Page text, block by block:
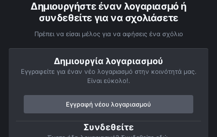
Δημιουργήστε έναν λογαριασμό ή
συνδεθείτε για να σχολιάσετε
Πρέπει να είσαι μέλος για να αφήσεις ένα σχόλιο
Δημιουργία λογαριασμού
Εγγραφείτε για έναν νέο λογαριασμό στην κοινότητά μας.
Είναι εύκολο!.
Εγγραφή νέου λογαριασμού
Συνδεθείτε